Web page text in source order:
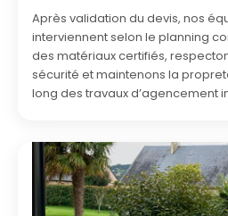
Après validation du devis, nos
interviennent selon le planning
des matériaux certifiés,
sécurité et maintenons la
long des travaux d’agencement